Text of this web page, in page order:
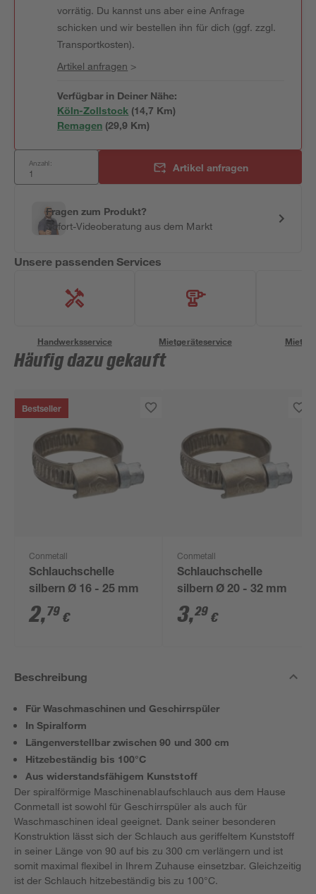
vorrätig. Du kannst uns aber eine Anfrage
schicken und wir bestellen ihn für dich (ggf. zzgl.
Transportkosten).
Artikel anfragen >
Verfügbar in Deiner Nähe:
Köln-Zollstock (14,7 Km)
Remagen (29,9 Km)
Anzahl: Artikel anfragen
Fragen zum Produkt?
Sofort-Videoberatung aus dem Markt
Unsere passenden Services
Handwerksservice Mietgeräteservice
Häufig dazu gekauft
Bestseller
Conmetall
Schlauchschelle
silbern Ø 16 - 25 mm
2,79 €
Conmetall
Schlauchschelle
silbern Ø 20 - 32 mm
3,29 €
Beschreibung
Für Waschmaschinen und Geschirrspüler
In Spiralform
Längenverstellbar zwischen 90 und 300 cm
Hitzebeständig bis 100°C
Aus widerstandsfähigem Kunststoff
Der spiralförmige Maschinenablaufschlauch aus dem Hause
Conmetall ist sowohl für Geschirrspüler als auch für
Waschmaschinen ideal geeignet. Dank seiner besonderen
Konstruktion lässt sich der Schlauch aus geriffeltem Kunststoff
in seiner Länge von 90 auf bis zu 300 cm verlängern und ist
somit maximal flexibel in Ihrem Zuhause einsetzbar. Gleichzeitig
ist der Schlauch hitzebeständig bis zu 100°C.